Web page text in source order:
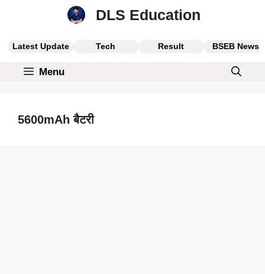
DLS Education
Latest Update Tech Result BSEB News
Menu
5600mAh बैटरी